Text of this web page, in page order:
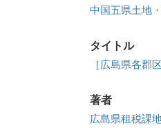
中国五県土地
タイトル
［広島県各郡
著者
広島県租税課